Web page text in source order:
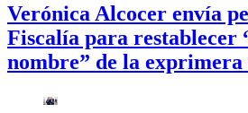
Verónica Alcocer envía
Fiscalía para restablecer
nombre” de la exprimera